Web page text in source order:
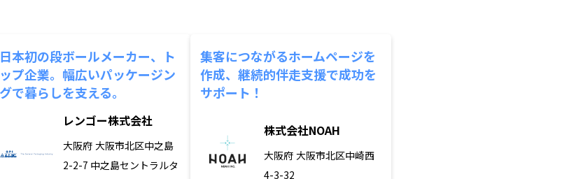
日本初の段ボールメーカー、ト
ップ企業。幅広いパッケージン
グで暮らしを支える。
レンゴー株式会社
大阪府 大阪市北区中之島
2-2-7 中之島セントラルタ
集客につながるホームページを
作成、継続的伴走支援で成功を
サポート！
株式会社NOAH
大阪府 大阪市北区中崎西
4-3-32